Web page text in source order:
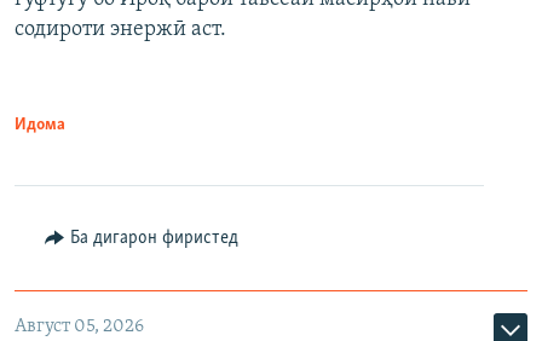
содироти энержӣ аст.
Идома
Ба дигарон фиристед
Август 05, 2026